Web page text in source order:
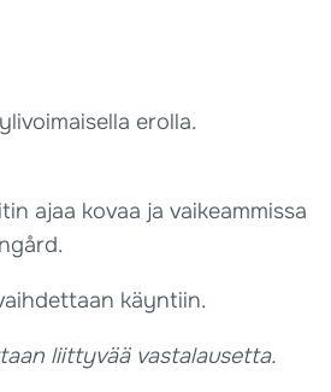
erolla.
ajaa kovaa ja vaikeammissa
käyntiin.
liittyvää vastalausetta.